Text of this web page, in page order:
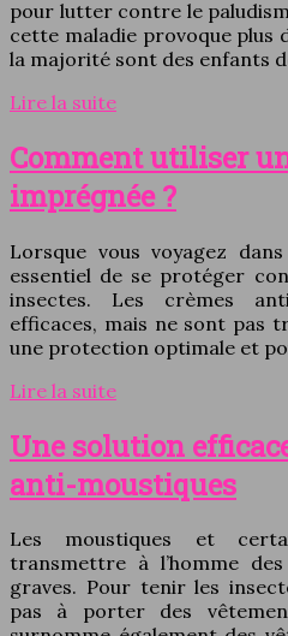
pour lutter contre le
cette maladie provoque plus
la majorité sont des enfants
Lire la suite
Comment utiliser
imprégnée ?
Lorsque vous voyagez
essentiel de se protéger
insectes. Les crèmes
efficaces, mais ne sont pas
une protection optimale et
Lire la suite
Une solution
anti-moustiques
Les moustiques et
transmettre à l’homme
graves. Pour tenir les
pas à porter des